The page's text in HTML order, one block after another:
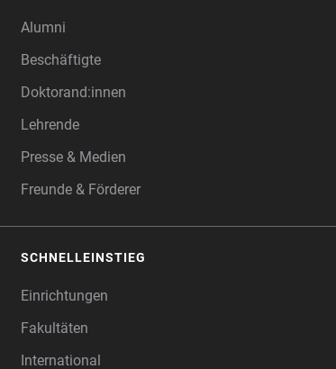
Alumni
Beschäftigte
Doktorand:innen
Lehrende
Presse & Medien
Freunde & Förderer
SCHNELLEINSTIEG
Einrichtungen
Fakultäten
International